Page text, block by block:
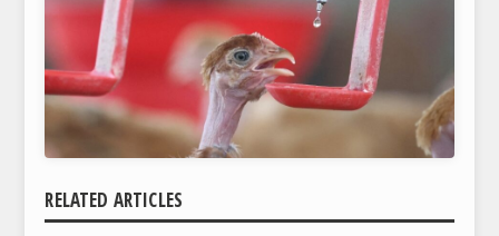
ΕΥΡΩΠΑΪΚΕΣ ΑΠΟΦΑΣΕΙΣ
ΘΕΜΑΤΑ
ΕΜΠΟΡΙΚΟΣ ΚΑΤΑΛΟΓΟΣ
RELATED ARTICLES